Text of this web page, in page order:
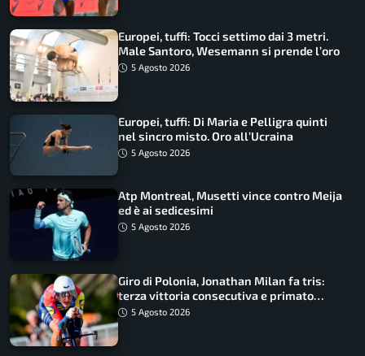
Europei, tuffi: Tocci settimo dai 3 metri.
Male Santoro, Wesemann si prende l’oro
5 Agosto 2026
Europei, tuffi: Di Maria e Pelligra quinti
nel sincro misto. Oro all’Ucraina
5 Agosto 2026
Atp Montreal, Musetti vince contro Meija
ed è ai sedicesimi
5 Agosto 2026
Giro di Polonia, Jonathan Milan fa tris:
terza vittoria consecutiva e primato
rafforzato
5 Agosto 2026